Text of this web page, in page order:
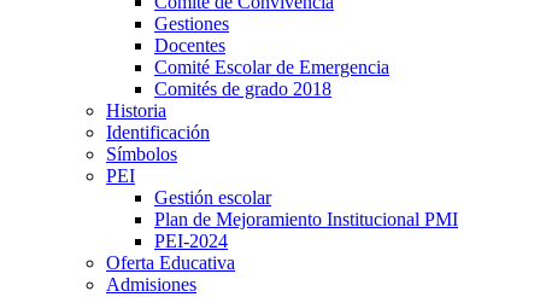
Gestiones
Docentes
Comité Escolar de Emergencia
Comités de grado 2018
Historia
Identificación
Símbolos
PEI
Gestión escolar
Plan de Mejoramiento Institucional PMI
PEI-2024
Oferta Educativa
Admisiones